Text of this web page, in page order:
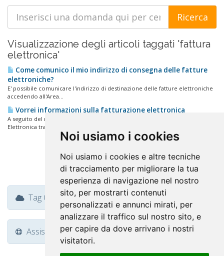
Noi usiamo i cookies
Noi usiamo i cookies e altre tecniche
di tracciamento per migliorare la tua
esperienza di navigazione nel nostro
sito, per mostrarti contenuti
personalizzati e annunci mirati, per
analizzare il traffico sul nostro sito, e
per capire da dove arrivano i nostri
visitatori.
Visualizzazione degli articoli taggati 'fattura
elettronica'
Come comunico il mio indirizzo di consegna delle fatture
elettroniche?
E' possibile comunicare l'indirizzo di destinazione delle fatture elettroniche
accedendo all'Area...
Vorrei informazioni sulla fatturazione elettronica
A seguito del recepimento degli obblighi di legge relativi alla Fatturazione
Elettronica tra...
Tag Cloud
Assistenza